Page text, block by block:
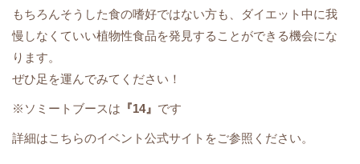
もちろんそうした食の嗜好ではない方も、ダイエット中に我
慢しなくていい植物性食品を発見することができる機会にな
ります。
ぜひ足を運んでみてください！
※ソミートブースは 『14』 です
詳細はこちらのイベント公式サイトをご参照 ください。